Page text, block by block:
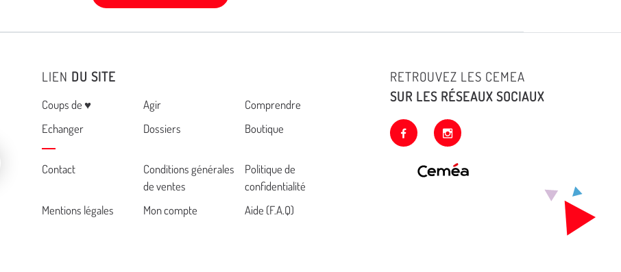
LIEN DU SITE
Menu
Coups de ♥ Agir
Comprendre
Echanger
Dossiers Boutique
Cemea
footer
Contact
Conditions générales
de ventes
Politique de
confidentialité
Mentions légales
Mon compte Aide (F.A.Q)
RETROUVEZ LES CEMEA
SUR LES RÉSEAUX SOCIAUX
facebook instagram